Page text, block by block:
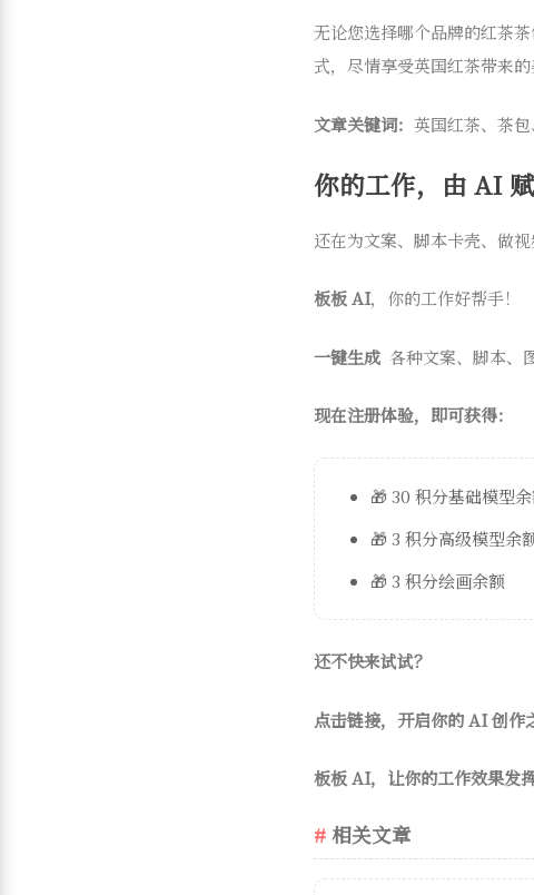
无论您选择哪个品牌的红茶
式，尽情享受英国红茶带来的
文章关键词： 英国红茶、茶
你的工作，由 AI
还在为文案、脚本卡壳、做
板板 AI，你的工作好帮手！
一键生成 各种文案、脚本、
现在注册体验，即可获得：
🎁 30 积分基础模型
🎁 3 积分高级模型余
🎁 3 积分绘画余额
还不快来试试？
点击链接，开启你的 AI 创作
板板 AI，让你的工作效果发
相关文章